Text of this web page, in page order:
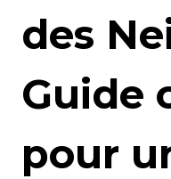
des
Guide
pour